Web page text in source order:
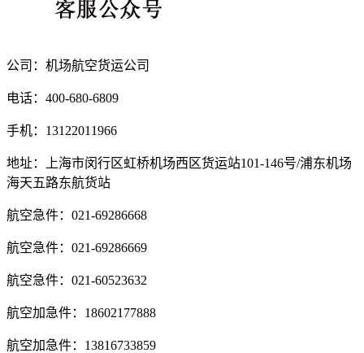
公司：机场航空货运公司
电话：400-680-6809
手机：13122011966
地址：上海市闵行区虹桥机场西区货运站101-146号/浦东机场
海天五路东航货站
航空急件：021-69286668
航空急件：021-69286669
航空急件：021-60523632
航空加急件：18602177888
航空加急件：13816733859